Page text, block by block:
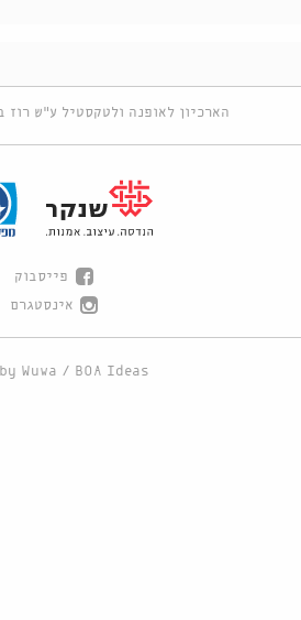
הארכיון לאופנה ולטקסטיל ע"ש
פייסבוק
אינסטגרם
Wuwa / BOA Ideas